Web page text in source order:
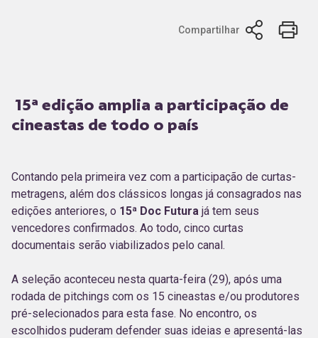
Compartilhar
15ª edição amplia a participação de
cineastas de todo o país
Contando pela primeira vez com a participação de curtas-
metragens, além dos clássicos longas já consagrados nas
edições anteriores, o 15ª Doc Futura já tem seus
vencedores confirmados. Ao todo, cinco curtas
documentais serão viabilizados pelo canal.
A seleção aconteceu nesta quarta-feira (29), após uma
rodada de pitchings com os 15 cineastas e/ou produtores
pré-selecionados para esta fase. No encontro, os
escolhidos puderam defender suas ideias e apresentá-las